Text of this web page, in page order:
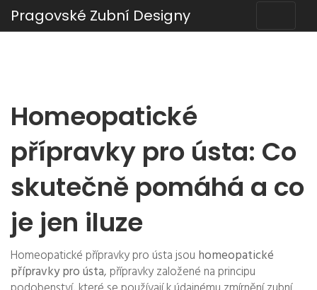
Pragovské Zubní Designy
Homeopatické
přípravky pro ústa: Co
skutečně pomáhá a co
je jen iluze
Homeopatické přípravky pro ústa jsou homeopatické
přípravky pro ústa, přípravky založené na principu